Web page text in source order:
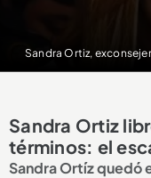
Sandra Ortiz,
Sandra Ortiz
términos: el
Sandra Ortíz quedó